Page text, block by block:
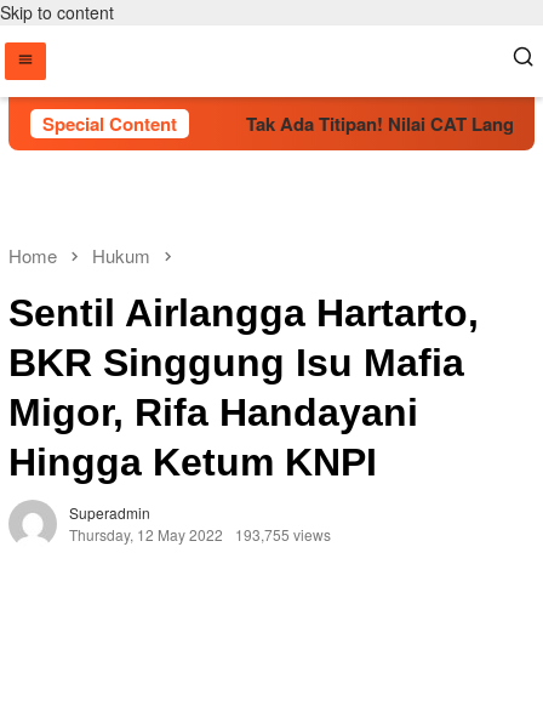
Skip to content
Special Content
Dikukuhkan Tak Ada Titipan! Nilai CAT Langsung
Home Hukum
Sentil Airlangga Hartarto,
BKR Singgung Isu Mafia
Migor, Rifa Handayani
Hingga Ketum KNPI
Superadmin
Thursday, 12 May 2022
193,755 views